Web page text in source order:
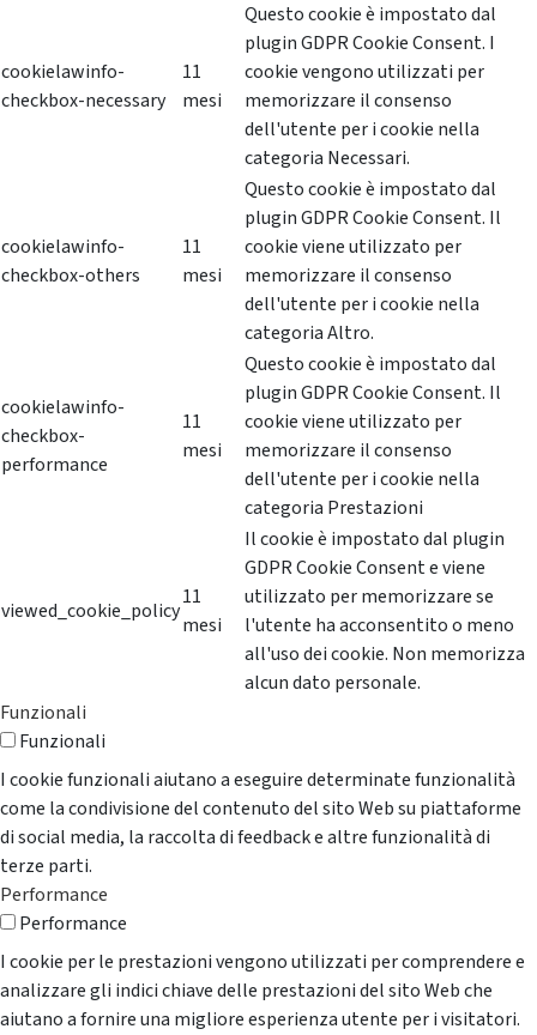
cookielawinfo-
checkbox-necessary
11
mesi
Questo cookie è impostato dal
plugin GDPR Cookie Consent. I
cookie vengono utilizzati per
memorizzare il consenso
dell'utente per i cookie nella
categoria Necessari.
cookielawinfo-
checkbox-others
11
mesi
Questo cookie è impostato dal
plugin GDPR Cookie Consent. Il
cookie viene utilizzato per
memorizzare il consenso
dell'utente per i cookie nella
categoria Altro.
cookielawinfo-
checkbox-
performance
11
mesi
Questo cookie è impostato dal
plugin GDPR Cookie Consent. Il
cookie viene utilizzato per
memorizzare il consenso
dell'utente per i cookie nella
categoria Prestazioni
viewed_cookie_policy
11
mesi
Il cookie è impostato dal plugin
GDPR Cookie Consent e viene
utilizzato per memorizzare se
l'utente ha acconsentito o meno
all'uso dei cookie. Non memorizza
alcun dato personale.
Funzionali
Funzionali
I cookie funzionali aiutano a eseguire determinate funzionalità
come la condivisione del contenuto del sito Web su piattaforme
di social media, la raccolta di feedback e altre funzionalità di
terze parti.
Performance
Performance
I cookie per le prestazioni vengono utilizzati per comprendere e
analizzare gli indici chiave delle prestazioni del sito Web che
aiutano a fornire una migliore esperienza utente per i visitatori.